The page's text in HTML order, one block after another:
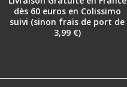
dès 60 euros en Colissimo
suivi (sinon frais de port de
3,99 €)